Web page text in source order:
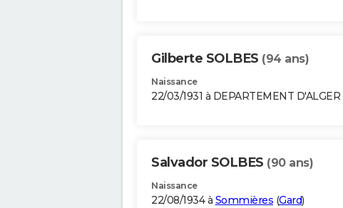
Gilberte SOLBES (94 ans)
Naissance
22/03/1931 à DEPARTEMENT D'ALGER
Salvador SOLBES (90 ans)
Naissance
22/08/1934 à Sommières (Gard)